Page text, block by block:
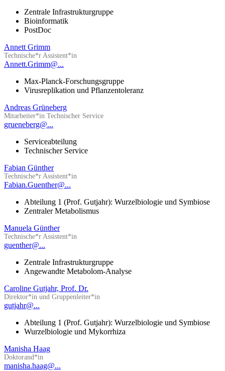
Zentrale Infrastrukturgruppe
Bioinformatik
PostDoc
Annett Grimm
Technische*r Assistent*in
Annett.Grimm@...
Max-Planck-Forschungsgruppe
Virusreplikation und Pflanzentoleranz
Andreas Grüneberg
Mitarbeiter*in Technischer Service
grueneberg@...
Serviceabteilung
Technischer Service
Fabian Günther
Technische*r Assistent*in
Fabian.Guenther@...
Abteilung 1 (Prof. Gutjahr): Wurzelbiologie und Symbiose
Zentraler Metabolismus
Manuela Günther
Technische*r Assistent*in
guenther@...
Zentrale Infrastrukturgruppe
Angewandte Metabolom-Analyse
Caroline Gutjahr, Prof. Dr.
Direktor*in und Gruppenleiter*in
gutjahr@...
Abteilung 1 (Prof. Gutjahr): Wurzelbiologie und Symbiose
Wurzelbiologie und Mykorrhiza
Manisha Haag
Doktorand*in
manisha.haag@...